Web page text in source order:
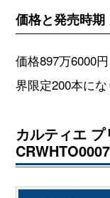
価格と発売時期
価格897万6000
界限定200本にな
カルティエ プ
CRWHTO0007